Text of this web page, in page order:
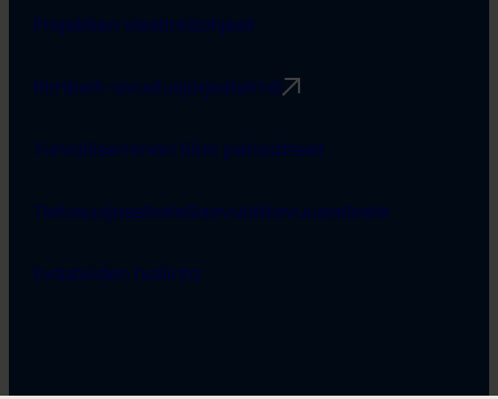
Projektien viestintäohjeet
Rimbert-avustusjärjestelmä
Turvallisemman tilan periaatteet
TietosuojaselosteSaavutettavuusseloste
Evästeiden hallinta